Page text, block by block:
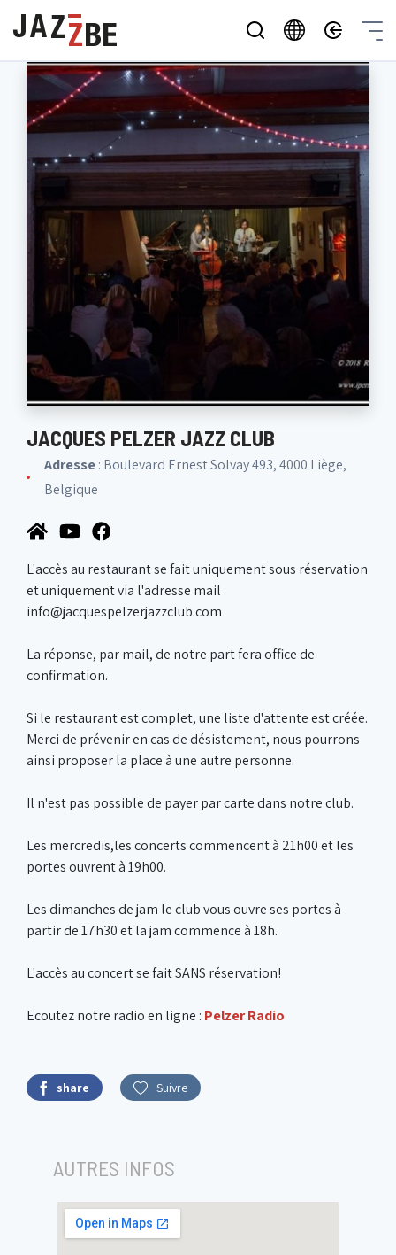
JACQUES PELZER JAZZ CLUB
Adresse: Boulevard Ernest Solvay 493, 4000 Liège,
Belgique
L'accès au restaurant se fait uniquement sous réservation
et uniquement via l'adresse mail
info@jacquespelzerjazzclub.com
La réponse, par mail, de notre part fera office de
confirmation.
Si le restaurant est complet, une liste d'attente est créée.
Merci de prévenir en cas de désistement, nous pourrons
ainsi proposer la place à une autre personne.
Il n'est pas possible de payer par carte dans notre club.
Les mercredis,les concerts commencent à 21h00 et les
portes ouvrent à 19h00.
Les dimanches de jam le club vous ouvre ses portes à
partir de 17h30 et la jam commence à 18h.
L'accès au concert se fait SANS réservation!
Ecoutez notre radio en ligne : Pelzer Radio
share Suivre
AUTRES INFOS